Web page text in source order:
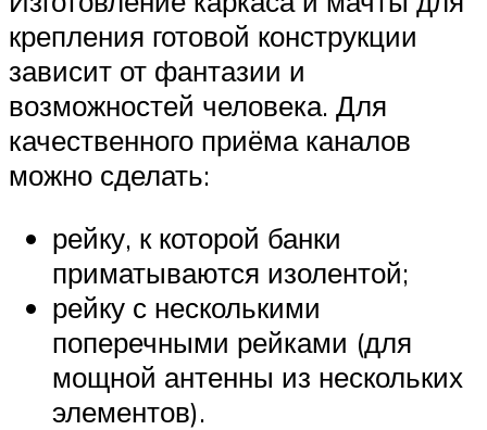
крепления готовой конструкции
зависит от фантазии и
возможностей человека. Для
качественного приёма каналов
можно сделать:
рейку, к которой банки
приматываются изолентой;
рейку с несколькими
поперечными рейками (для
мощной антенны из нескольких
элементов).